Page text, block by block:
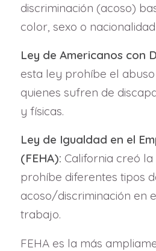
discriminación (acoso)
color, sexo o
Ley de Americanos con
esta ley prohíbe el
quienes sufren de
y físicas.
Ley de Igualdad en el
(FEHA): California creó
prohíbe diferentes tipos
acoso/discriminación en
trabajo.
FEHA es la más